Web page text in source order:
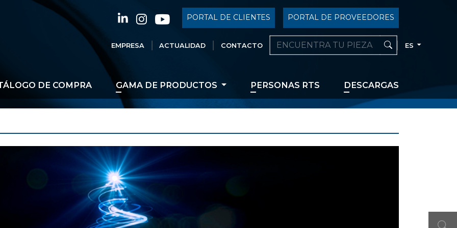
PORTAL DE CLIENTES PORTAL DE PROVEEDORES
EMPRESA ACTUALIDAD CONTACTO ES
DE COMPRA GAMA DE PRODUCTOS PERSONAS RTS DESCARGAS